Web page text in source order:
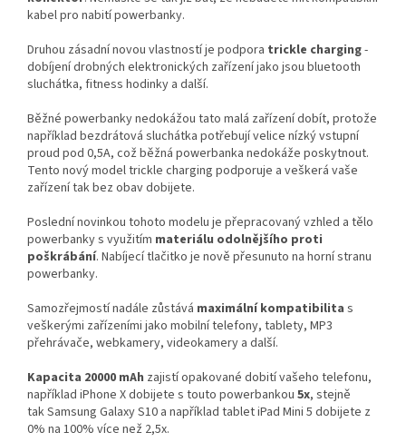
kabel pro nabití powerbanky.
Druhou zásadní novou vlastností je podpora trickle charging-
dobíjení drobných elektronických zařízení jako jsou bluetooth
sluchátka, fitness hodinky a další.
Běžné powerbanky nedokážou tato malá zařízení dobít, protože
například bezdrátová sluchátka potřebují velice nízký vstupní
proud pod 0,5A, což běžná powerbanka nedokáže poskytnout.
Tento nový model trickle charging podporuje a veškerá vaše
zařízení tak bez obav dobijete.
Poslední novinkou tohoto modelu je přepracovaný vzhled a tělo
powerbanky s využitím materiálu odolnějšího proti
poškrábání. Nabíjecí tlačitko je nově přesunuto na horní stranu
powerbanky.
Samozřejmostí nadále zůstává maximální kompatibilita s
veškerými zařízeními jako mobilní telefony, tablety, MP3
přehrávače, webkamery, videokamery a další.
Kapacita 20000 mAh zajistí opakované dobití vašeho telefonu,
například iPhone X dobijete s touto powerbankou 5x, stejně
takSamsung Galaxy S10 a například tablet iPad Mini 5 dobijete z
0% na 100% více než 2,5x.